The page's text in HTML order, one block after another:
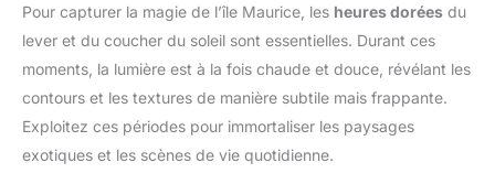
Pour capturer la magie de l’île Maurice, les heures dorées du
lever et du coucher du soleil sont essentielles. Durant ces
moments, la lumière est à la fois chaude et douce, révélant les
contours et les textures de manière subtile mais frappante.
Exploitez ces périodes pour immortaliser les paysages
exotiques et les scènes de vie quotidienne.